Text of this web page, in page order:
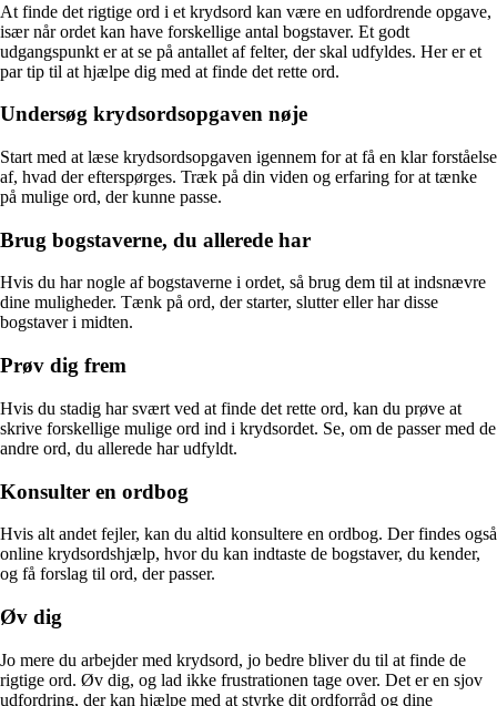
At finde det rigtige ord i et krydsord kan være en udfordrende opgave,
især når ordet kan have forskellige antal bogstaver. Et godt
udgangspunkt er at se på antallet af felter, der skal udfyldes. Her er et
par tip til at hjælpe dig med at finde det rette ord.
Undersøg krydsordsopgaven nøje
Start med at læse krydsordsopgaven igennem for at få en klar forståelse
af, hvad der efterspørges. Træk på din viden og erfaring for at tænke
på mulige ord, der kunne passe.
Brug bogstaverne, du allerede har
Hvis du har nogle af bogstaverne i ordet, så brug dem til at indsnævre
dine muligheder. Tænk på ord, der starter, slutter eller har disse
bogstaver i midten.
Prøv dig frem
Hvis du stadig har svært ved at finde det rette ord, kan du prøve at
skrive forskellige mulige ord ind i krydsordet. Se, om de passer med de
andre ord, du allerede har udfyldt.
Konsulter en ordbog
Hvis alt andet fejler, kan du altid konsultere en ordbog. Der findes også
online krydsordshjælp, hvor du kan indtaste de bogstaver, du kender,
og få forslag til ord, der passer.
Øv dig
Jo mere du arbejder med krydsord, jo bedre bliver du til at finde de
rigtige ord. Øv dig, og lad ikke frustrationen tage over. Det er en sjov
udfordring, der kan hjælpe med at styrke dit ordforråd og dine